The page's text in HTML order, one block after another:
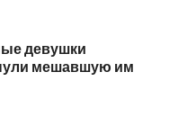
девушки
мешавшую им